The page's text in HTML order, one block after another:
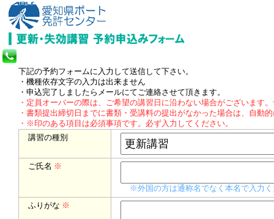
下記の予約フォームに入力して送信して下さい。
・機種依存文字の入力は出来ません
・申込完了しましたらメールにてご連絡させて頂きます。
・定員オーバーの際は、ご希望の講習日に沿わない場合がございます
・書類提出締切日までに書類・受講料の提出がなかった場合は、自動
・※印のある項目は必須事項です。必ず入力してください。
講習の種別
ご氏名 ※
※外国の方は通称名でなく本名で入力
ふりがな ※